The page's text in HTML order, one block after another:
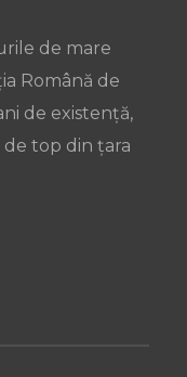
de mare
Română de
de existență,
top din țara